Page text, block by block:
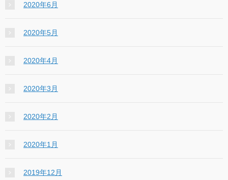
2020年6月
2020年5月
2020年4月
2020年3月
2020年2月
2020年1月
2019年12月